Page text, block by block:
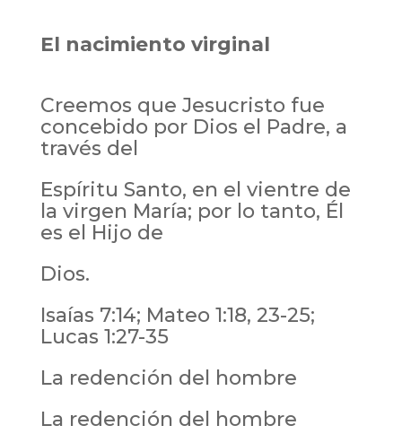
El nacimiento virginal
Creemos que Jesucristo fue
concebido por Dios el Padre, a
través del
Espíritu Santo, en el vientre de
la virgen María; por lo tanto, Él
es el Hijo de
Dios.
Isaías 7:14; Mateo 1:18, 23-25;
Lucas 1:27-35
La redención del hombre
La redención del hombre